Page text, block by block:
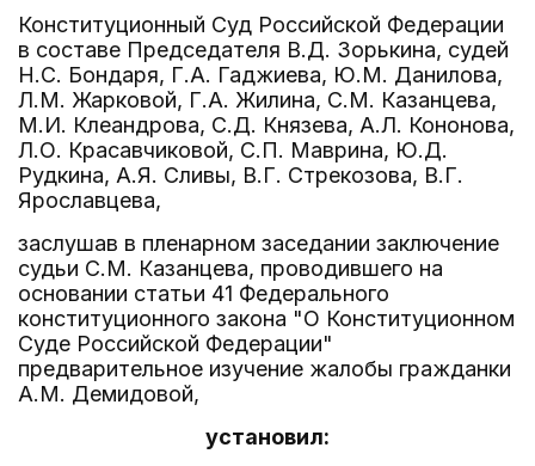
Конституционный Суд Российской Федерации
в составе Председателя В.Д. Зорькина, судей
Н.С. Бондаря, Г.А. Гаджиева, Ю.М. Данилова,
Л.М. Жарковой, Г.А. Жилина, С.М. Казанцева,
М.И. Клеандрова, С.Д. Князева, А.Л. Кононова,
Л.О. Красавчиковой, С.П. Маврина, Ю.Д.
Рудкина, А.Я. Сливы, В.Г. Стрекозова, В.Г.
Ярославцева,
заслушав в пленарном заседании заключение
судьи С.М. Казанцева, проводившего на
основании статьи 41 Федерального
конституционного закона "О Конституционном
Суде Российской Федерации"
предварительное изучение жалобы гражданки
А.М. Демидовой,
установил: